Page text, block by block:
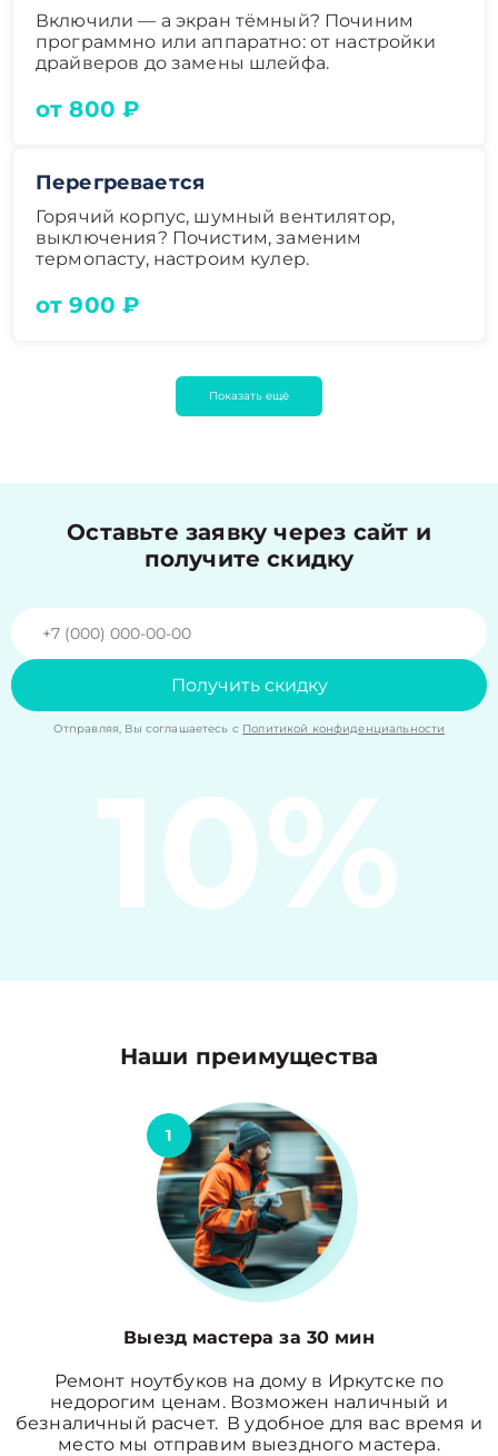
Включили — а экран тёмный? Починим
программно или аппаратно: от настройки
драйверов до замены шлейфа.
от 800 ₽
Перегревается
Горячий корпус, шумный вентилятор,
выключения? Почистим, заменим
термопасту, настроим кулер.
от 900 ₽
Показать ещё
Оставьте заявку через сайт и
получите скидку
Получить скидку
Отправляя, Вы соглашаетесь с Политикой конфиденциальности
10%
Наши преимущества
1
Выезд мастера за 30 мин
Ремонт ноутбуков на дому в Иркутске по
недорогим ценам. Возможен наличный и
безналичный расчет. В удобное для вас время и
место мы отправим выездного мастера.